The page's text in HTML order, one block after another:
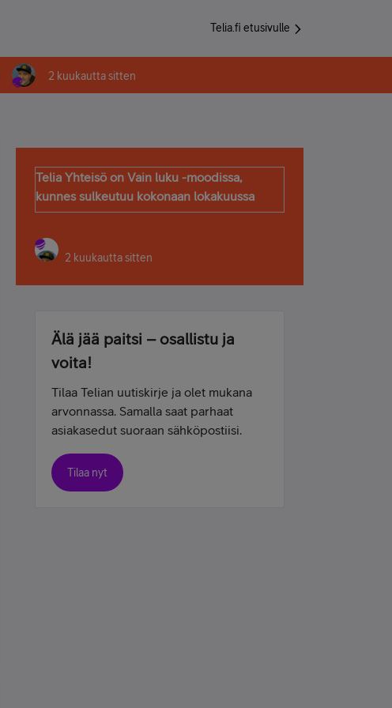
Telia.fi etusivulle
2 kuukautta sitten
Telia Yhteisö on Vain luku -moodissa,
kunnes sulkeutuu kokonaan lokakuussa
2 kuukautta sitten
Älä jää paitsi – osallistu ja
voita!
Tilaa Telian uutiskirje ja olet mukana
arvonnassa. Samalla saat parhaat
asiakasedut suoraan sähköpostiisi.
Tilaa nyt